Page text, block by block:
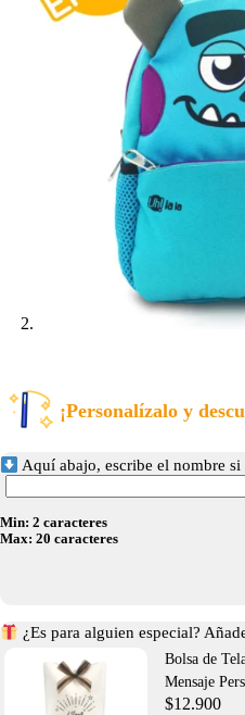
¡Personalízalo y
Aquí abajo, escribe el nombre si
Min: 2 caracteres
Max: 20 caracteres
¿Es para alguien especial?
Bolsa de
Mensaje
$12.900